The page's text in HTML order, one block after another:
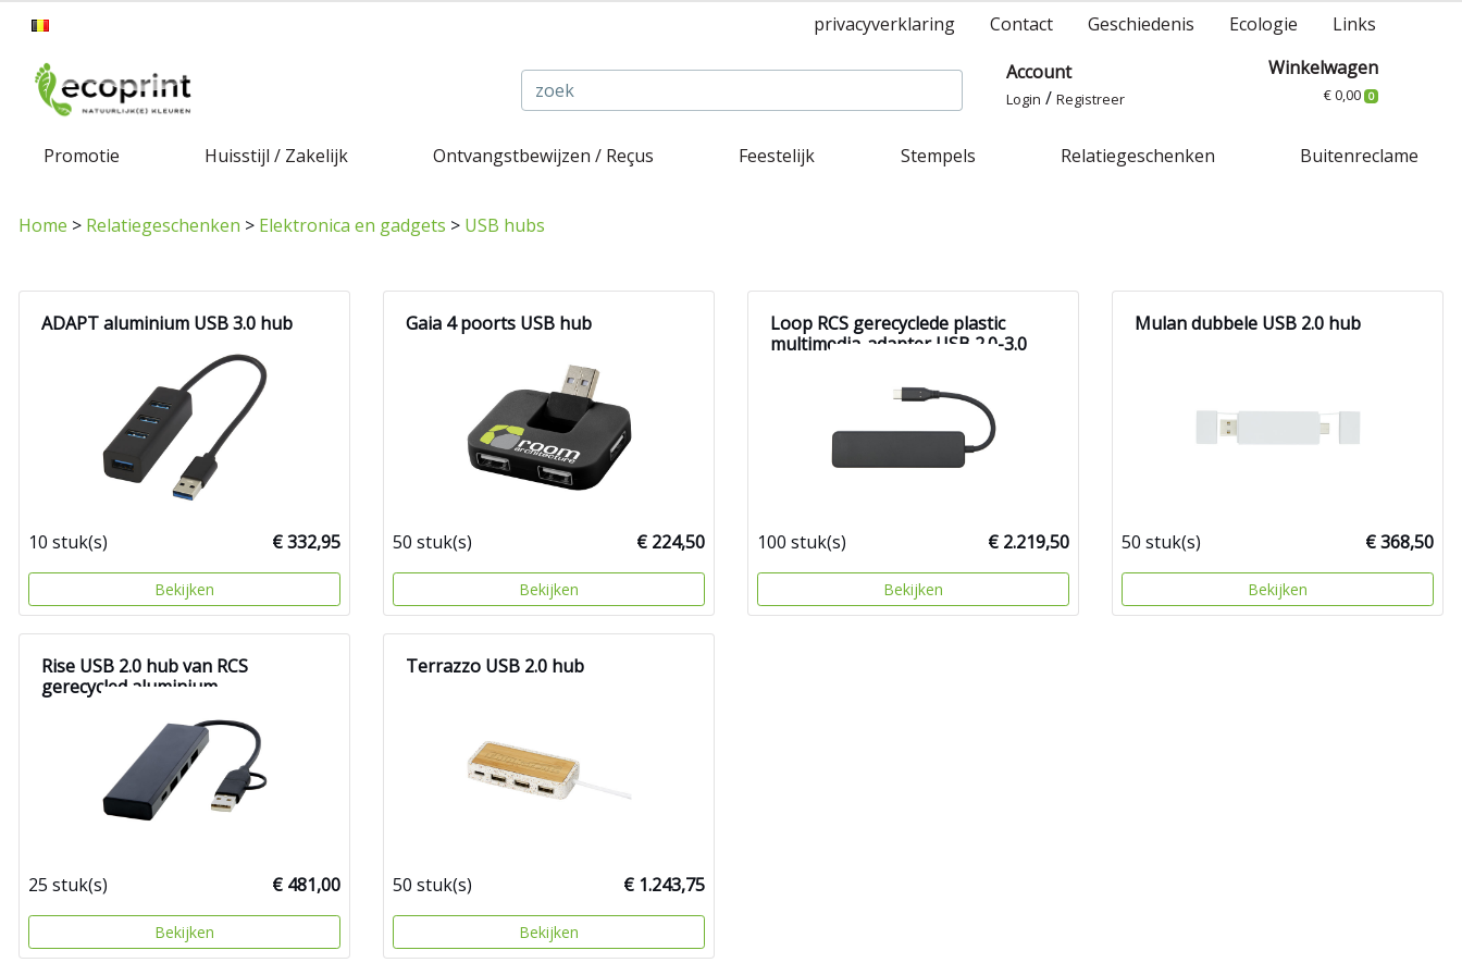
privacyverklaring Contact Geschiedenis Ecologie
Links
Account
Login /Registreer
Winkelwagen
€ 0,00 0
Promotie Huisstijl / Zakelijk Ontvangstbewijzen / Reçus Feestelijk Stempels Relatiegeschenken Buitenreclame
Home > Relatiegeschenken > Elektronica en gadgets > USB hubs
ADAPT aluminium USB 3.0 hub
10 stuk(s) € 332,95
Bekijken
Gaia 4 poorts USB hub
50 stuk(s) € 224,50
Bekijken
Loop RCS gerecyclede plastic
multimedia-adapter USB 2.0-3.0
100 stuk(s) € 2.219,50
Bekijken
Mulan dubbele USB 2.0 hub
50 stuk(s) € 368,50
Bekijken
Rise USB 2.0 hub van RCS
gerecycled aluminium
25 stuk(s) € 481,00
Bekijken
Terrazzo USB 2.0 hub
50 stuk(s) € 1.243,75
Bekijken